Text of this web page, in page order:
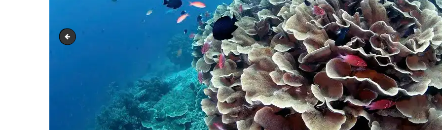
Borneo-Divers-Sipadan-and-Mabul-Malaysia-Diving-White-Tip-shark-borneo-divers